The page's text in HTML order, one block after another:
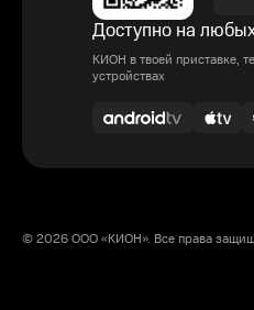
Доступно на
КИОН в твоей приставке,
устройствах
© 2026 ООО «КИОН». Все права